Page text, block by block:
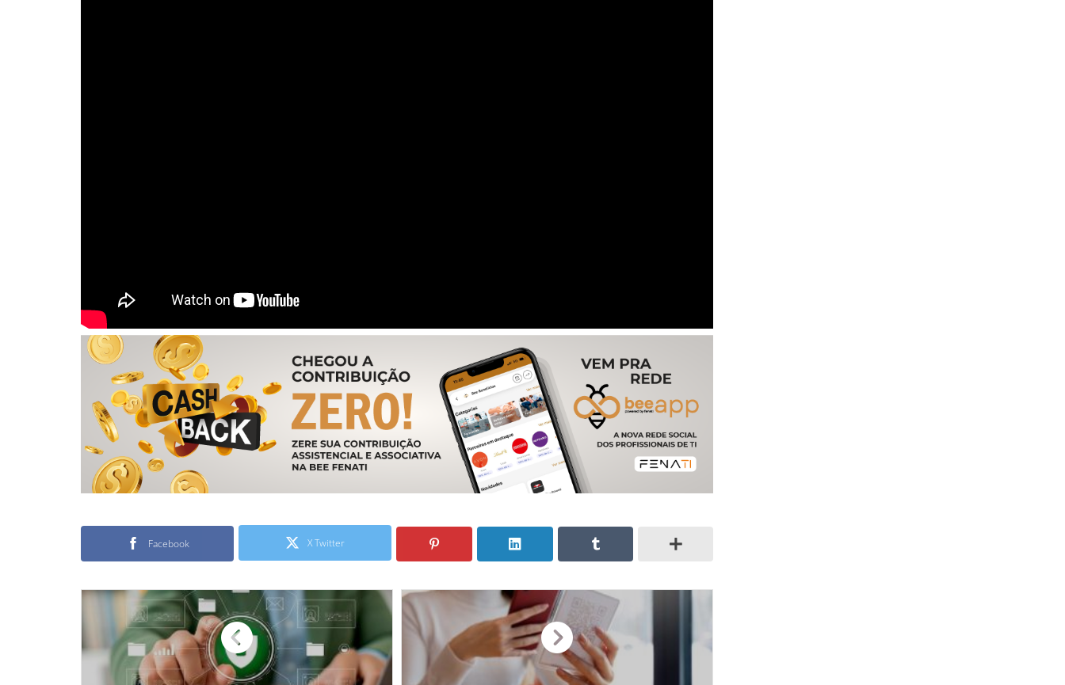
Facebook X Twitter